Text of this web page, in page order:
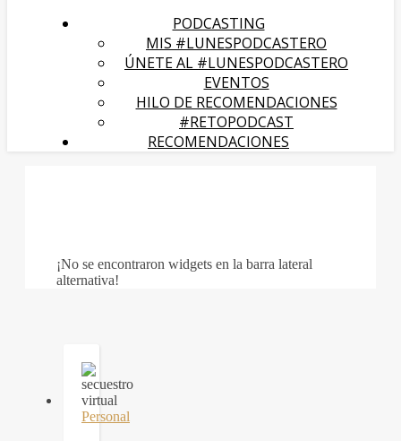
PODCASTING
MIS #LUNESPODCASTERO
ÚNETE AL #LUNESPODCASTERO
EVENTOS
HILO DE RECOMENDACIONES
#RETOPODCAST
RECOMENDACIONES
¡No se encontraron widgets en la barra lateral
alternativa!
Personal